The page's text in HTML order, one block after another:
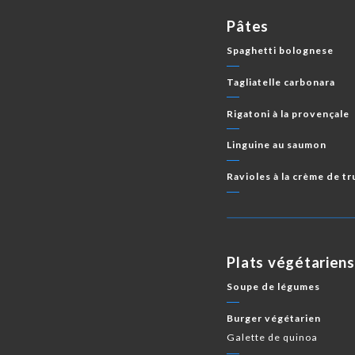
Pâtes
Spaghetti bolognese
Tagliatelle carbonara
Rigatoni à la provençale
Linguine au saumon
Ravioles à la crème de
Plats végétariens
Soupe de légumes
Burger végétarien
Galette de quinoa